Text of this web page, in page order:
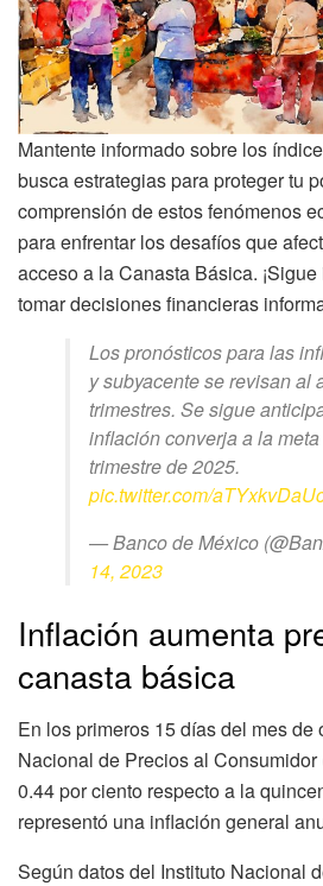
Mantente informado sobre los
busca estrategias para proteger tu
comprensión de estos fenómenos
para enfrentar los desafíos que
acceso a la Canasta Básica.
tomar decisiones financieras
Los pronósticos para las
y subyacente se revisan al
trimestres. Se sigue
inflación converja a la
trimestre de 2025.
pic.twitter.com/
— Banco de México
14, 2023
Inflación aumenta
canasta básica
En los primeros 15 días del mes de
Nacional de Precios al
0.44 por ciento respecto a la
representó una inflación general
Según datos del Instituto Nacional